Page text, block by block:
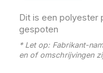
Dit is een polyester
gespoten
* Let op: Fabrikant-
en of omschrijvingen